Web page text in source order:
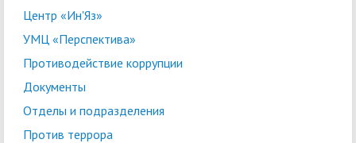
Центр «Ин'Яз»
УМЦ «Перспектива»
Противодействие коррупции
Документы
Отделы и подразделения
Против террора